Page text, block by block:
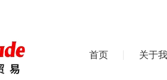
首页 关于